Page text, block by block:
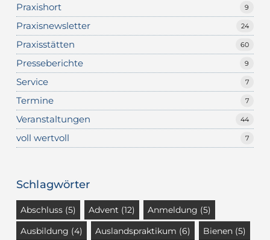
Praxishort 9
Praxisnewsletter 24
Praxisstätten 60
Presseberichte 9
Service 7
Termine 7
Veranstaltungen 44
voll wertvoll 7
Schlagwörter
Abschluss(5) Advent (12) Anmeldung (5)
Ausbildung (4) Auslandspraktikum (6) Bienen(5)